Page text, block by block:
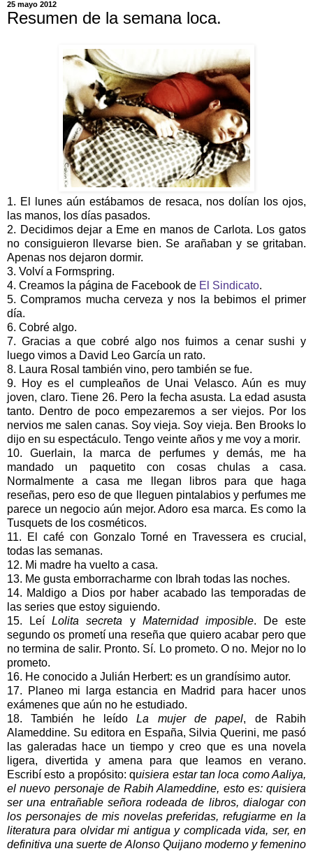
25 mayo 2012
Resumen de la semana loca.
1. El lunes aún estábamos de resaca, nos dolían los ojos,
las manos, los días pasados.
2. Decidimos dejar a Eme en manos de Carlota. Los gatos
no consiguieron llevarse bien. Se arañaban y se gritaban.
Apenas nos dejaron dormir.
3. Volví a Formspring.
4. Creamos la página de Facebook de El Sindicato.
5. Compramos mucha cerveza y nos la bebimos el primer
día.
6. Cobré algo.
7. Gracias a que cobré algo nos fuimos a cenar sushi y
luego vimos a David Leo García un rato.
8. Laura Rosal también vino, pero también se fue.
9. Hoy es el cumpleaños de Unai Velasco. Aún es muy
joven, claro. Tiene 26. Pero la fecha asusta. La edad asusta
tanto. Dentro de poco empezaremos a ser viejos. Por los
nervios me salen canas. Soy vieja. Soy vieja. Ben Brooks lo
dijo en su espectáculo. Tengo veinte años y me voy a morir.
10. Guerlain, la marca de perfumes y demás, me ha
mandado un paquetito con cosas chulas a casa.
Normalmente a casa me llegan libros para que haga
reseñas, pero eso de que lleguen pintalabios y perfumes me
parece un negocio aún mejor. Adoro esa marca. Es como la
Tusquets de los cosméticos.
11. El café con Gonzalo Torné en Travessera es crucial,
todas las semanas.
12. Mi madre ha vuelto a casa.
13. Me gusta emborracharme con Ibrah todas las noches.
14. Maldigo a Dios por haber acabado las temporadas de
las series que estoy siguiendo.
15. LeíLolita secreta y Maternidad imposible. De este
segundo os prometí una reseña que quiero acabar pero que
no termina de salir. Pronto. Sí. Lo prometo. O no. Mejor no lo
prometo.
16. He conocido a Julián Herbert: es un grandísimo autor.
17. Planeo mi larga estancia en Madrid para hacer unos
exámenes que aún no he estudiado.
18. También he leídoLa mujer de papel, de Rabih
Alameddine. Su editora en España, Silvia Querini, me pasó
las galeradas hace un tiempo y creo que es una novela
ligera, divertida y amena para que leamos en verano.
Escribí esto a propósito: quisiera estar tan loca como Aaliya,
el nuevo personaje de Rabih Alameddine, esto es: quisiera
ser una entrañable señora rodeada de libros, dialogar con
los personajes de mis novelas preferidas, refugiarme en la
literatura para olvidar mi antigua y complicada vida, ser, en
definitiva una suerte de Alonso Quijano moderno y femenino